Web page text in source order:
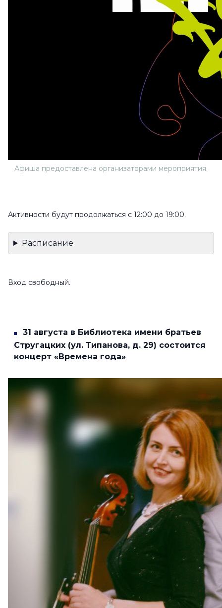
Афиша предоставлена организаторами мероприятия.
Активности будут продолжаться с 12:00 до 19:00.
Расписание
Вход свободный.
31 августа в Библиотека имени братьев
Стругацких (ул. Типанова, д. 29) состоится
концерт «Времена года»